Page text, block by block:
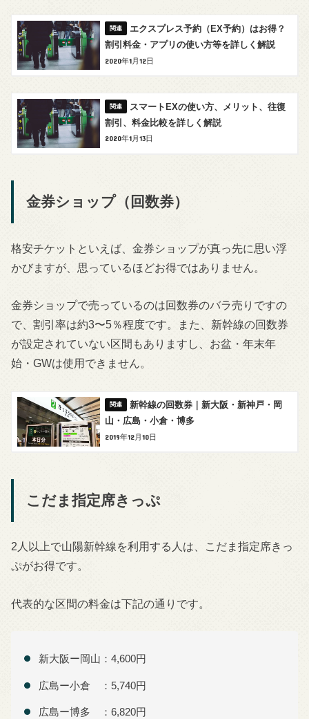
エクスプレス予約（EX予約）はお得？
割引料金・アプリの使い方等を詳しく解説
2020年1月12日
スマートEXの使い方、メリット、往復
割引、料金比較を詳しく解説
2020年1月13日
金券ショップ（回数券）
格安チケットといえば、金券ショップが真っ先に思い浮
かびますが、思っているほどお得ではありません。
金券ショップで売っているのは回数券のバラ売りですの
で、割引率は約3〜5％程度です。また、新幹線の回数券
が設定されていない区間もありますし、お盆・年末年
始・GWは使用できません。
新幹線の回数券｜新大阪・新神戸・岡
山・広島・小倉・博多
2019年12月10日
こだま指定席きっぷ
2人以上で山陽新幹線を利用する人は、こだま指定席きっ
ぷがお得です。
代表的な区間の料金は下記の通りです。
新大阪ー岡山：4,600円
広島ー小倉 ：5,740円
広島ー博多 ：6,820円